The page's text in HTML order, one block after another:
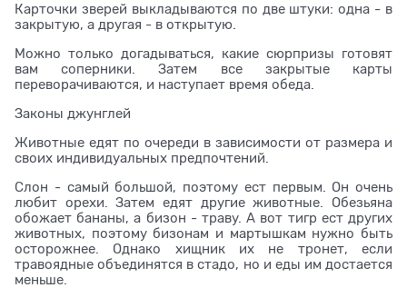
Карточки зверей выкладываются по две штуки: одна - в
закрытую, а другая - в открытую.
Можно только догадываться, какие сюрпризы готовят
вам соперники. Затем все закрытые карты
переворачиваются, и наступает время обеда.
Законы джунглей
Животные едят по очереди в зависимости от размера и
своих индивидуальных предпочтений.
Слон - самый большой, поэтому ест первым. Он очень
любит орехи. Затем едят другие животные. Обезьяна
обожает бананы, а бизон - траву. А вот тигр ест других
животных, поэтому бизонам и мартышкам нужно быть
осторожнее. Однако хищник их не тронет, если
травоядные объединятся в стадо, но и еды им достается
меньше.